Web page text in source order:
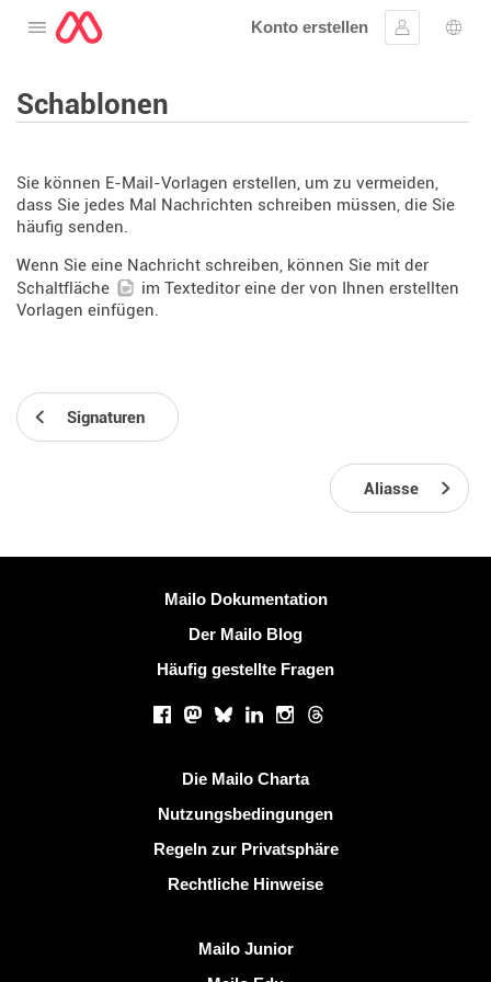
Öffnen Sie das Menü
Konto erstellen
Anmelden
Schablonen
Sie können E-Mail-Vorlagen erstellen, um zu vermeiden,
dass Sie jedes Mal Nachrichten schreiben müssen, die Sie
häufig senden.
Wenn Sie eine Nachricht schreiben, können Sie mit der
Schaltfläche
im Texteditor eine der von Ihnen erstellten
Vorlagen einfügen.
Signaturen
Aliasse
Weitere InformationMailo Dokumentation
Der Mailo Blog
Häufig gestellte Fragen
Facebook
Mastodon
BlueskyLinkedInInstagram
Threads
Die Mailo Charta
Nutzungsbedingungen
Regeln zur Privatsphäre
Rechtliche Hinweise
Mailo Junior